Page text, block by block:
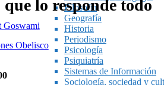
Filosofía
Geografía
Historia
Periodismo
Psicología
Psiquiatría
Sistemas de Información
Sociología, sociedad y
lo responde todo
Goswami
Obelisco